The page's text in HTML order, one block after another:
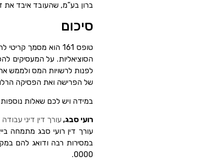
ברון בע”מ, שהעובד איבד את
סיכום
טופס 161 הוא מסמך
הסוציאליות. על המעסיקים
לפנות לרשויות המס ולממש
של הפרישה ואת הפסיקה
במידה ויש לכם שאלות נוספות בנוגע לטופס 161, פיצויי פיטורים או כל
רועי סבג, עורך דין דיני
עורך דין רועי סבג מתמחה
0000.